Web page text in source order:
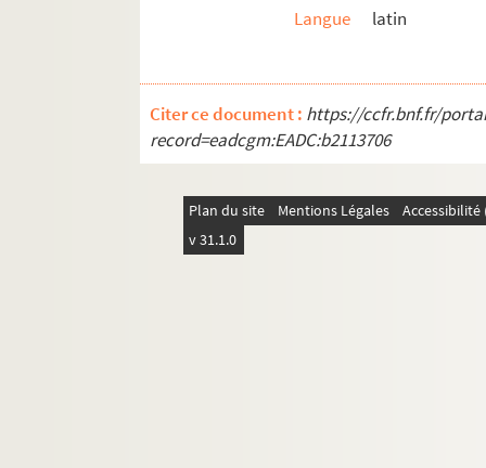
Langue
latin
Citer ce document : https://ccfr.bnf.fr/
record=eadcgm:EADC:b2113706
Plan du site Mentions Légales
v 31.1.0